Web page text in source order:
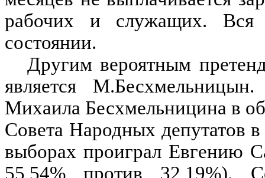
рабочих и служащих. Вся
состоянии.
Другим вероятным
является
Михаила Бесхмельницина в
Совета Народных депутатов
выборах проиграл Евгению
55,54% против 32,19%).